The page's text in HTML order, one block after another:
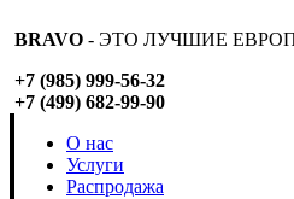
BRAVO - ЭТО ЛУЧШИЕ
+7 (985) 999-56-32
+7 (499) 682-99-90
О нас
Услуги
Распродажа